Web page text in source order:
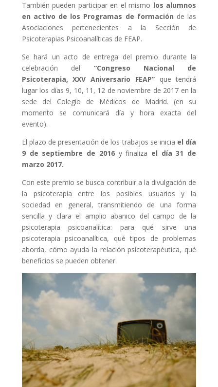
También pueden participar en el mismo los alumnos
en activo de los Programas de formación de las
Asociaciones pertenecientes a la Sección de
Psicoterapias Psicoanalíticas de FEAP.
Se hará un acto de entrega del premio durante la
celebración del “Congreso Nacional de
Psicoterapia, XXV Aniversario FEAP”que tendrá
lugar los días 9, 10, 11, 12 de noviembre de 2017 en la
sede del Colegio de Médicos de Madrid. (en su
momento se comunicará día y hora exacta del
evento).
El plazo de presentación de los trabajos se inicia el día
9 de septiembre de 2016 y finaliza el día 31 de
marzo 2017.
Con este premio se busca contribuir a la divulgación de
la psicoterapia entre los posibles usuarios y la
sociedad en general, transmitiendo de una forma
sencilla y clara el amplio abanico del campo de la
psicoterapia psicoanalítica: para qué sirve una
psicoterapia psicoanalítica, qué tipos de problemas
aborda, cómo ayuda la relación psicoterapéutica, qué
beneficios se pueden obtener.